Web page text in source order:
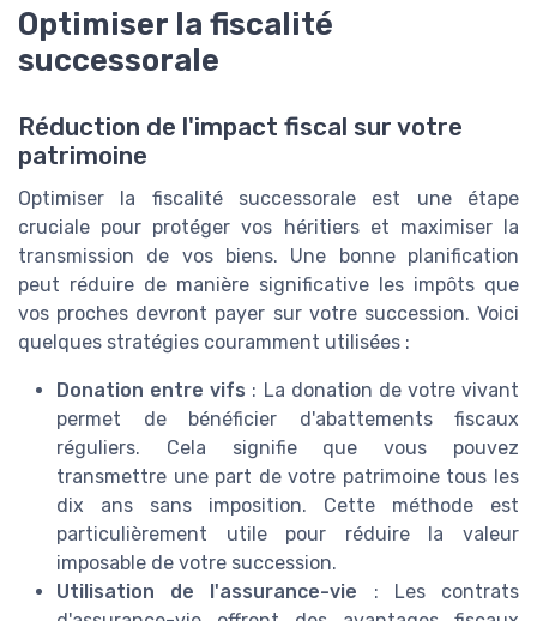
Optimiser la fiscalité
successorale
Réduction de l'impact fiscal sur votre
patrimoine
Optimiser la fiscalité successorale est une étape
cruciale pour protéger vos héritiers et maximiser la
transmission de vos biens. Une bonne planification
peut réduire de manière significative les impôts que
vos proches devront payer sur votre succession. Voici
quelques stratégies couramment utilisées :
Donation entre vifs : La donation de votre vivant
permet de bénéficier d'abattements fiscaux
réguliers. Cela signifie que vous pouvez
transmettre une part de votre patrimoine tous les
dix ans sans imposition. Cette méthode est
particulièrement utile pour réduire la valeur
imposable de votre succession.
Utilisation de l'assurance-vie : Les contrats